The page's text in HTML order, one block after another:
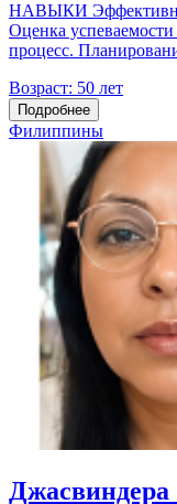
НАВЫКИ
Оценка
процесс.
Возраст: 50 лет
Подробнее
Филиппины
Джасвиндера